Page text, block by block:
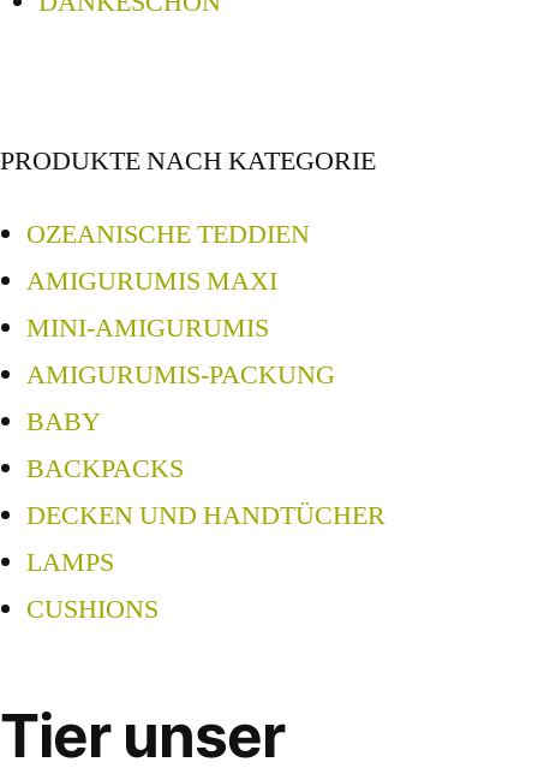
PRODUKTE NACH KATEGORIE
OZEANISCHE TEDDIEN
AMIGURUMIS MAXI
MINI-AMIGURUMIS
AMIGURUMIS-PACKUNG
BABY
BACKPACKS
DECKEN UND HANDTÜCHER
LAMPS
CUSHIONS
Tier unser